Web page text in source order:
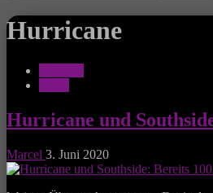
Hurricane
Hurricane und
Marcel 3. Juni 2020